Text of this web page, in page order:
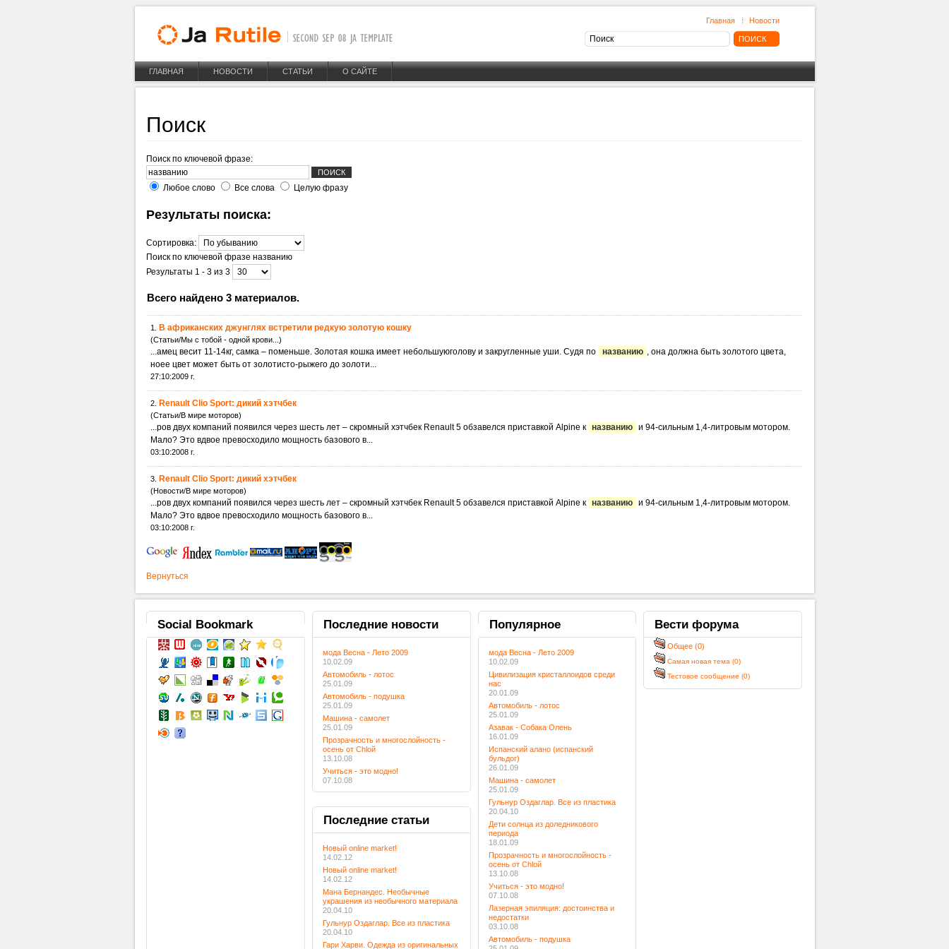
Главная Новости
ГЛАВНАЯ НОВОСТИ СТАТЬИ О САЙТЕ
Поиск
Поиск по ключевой фразе:
Любое слово Все слова Целую фразу
Результаты поиска:
Сортировка:
Поиск по ключевой фразе названию
Результаты 1 - 3 из 3
Всего найдено 3 материалов.
1. В африканских джунглях встретили редкую золотую кошку
(Статьи/Мы с тобой - одной крови...)
...амец весит 11-14кг, самка – поменьше. Золотая кошка имеет небольшуюголову и закругленные уши. Судя по названию , она должна быть золотого цвета,
ноее цвет может быть от золотисто-рыжего до золоти...
27:10:2009 г.
2. Renault Clio Sport: дикий хэтчбек
(Статьи/В мире моторов)
...ров двух компаний появился через шесть лет – скромный хэтчбек Renault 5 обзавелся приставкой Alpine к названию и 94-сильным 1,4-литровым мотором.
Мало? Это вдвое превосходило мощность базового в...
03:10:2008 г.
3. Renault Clio Sport: дикий хэтчбек
(Новости/В мире моторов)
...ров двух компаний появился через шесть лет – скромный хэтчбек Renault 5 обзавелся приставкой Alpine к названию и 94-сильным 1,4-литровым мотором.
Мало? Это вдвое превосходило мощность базового в...
03:10:2008 г.
Вернуться
Social Bookmark Последниеновости
мода Весна - Лето 2009
10.02.09
Автомобиль - лотос
25.01.09
Автомобиль - подушка
25.01.09
Машина - самолет
25.01.09
Прозрачность и многослойность -
осень от Chloй
13.10.08
Учиться - это модно!
07.10.08
Последниестатьи
Новый online market!
14.02.12
Новый online market!
14.02.12
Мана Бернандес. Необычные
украшения из необычного материала
20.04.10
Гульнур Оздаглар. Все из пластика
20.04.10
Гари Харви. Одежда из оригинальных
Популярное
мода Весна - Лето 2009
10.02.09
Цивилизация кристаллоидов среди
нас
20.01.09
Автомобиль - лотос
25.01.09
Азавак - Собака Олень
16.01.09
Испанский алано (испанский
бульдог)
26.01.09
Машина - самолет
25.01.09
Гульнур Оздаглар. Все из пластика
20.04.10
Дети солнца из доледникового
периода
18.01.09
Прозрачность и многослойность -
осень от Chloй
13.10.08
Учиться - это модно!
07.10.08
Лазерная эпиляция: достоинства и
недостатки
03.10.08
Автомобиль - подушка
Вести форума
Общее (0)
Самая новая тема (0)
Тестовое сообщение (0)